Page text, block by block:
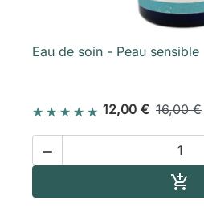
Eau de soin - Peau sensible
12,00 € 16,00 €

